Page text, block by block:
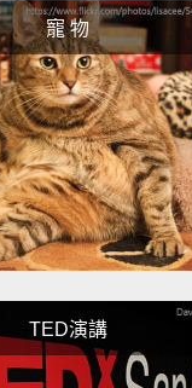
寵 物
TED演講